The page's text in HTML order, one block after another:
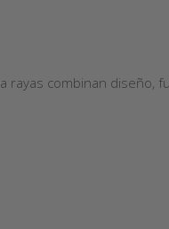
rayas combinan diseño,